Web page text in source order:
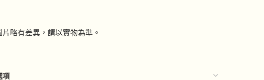
略有差異，請以實物為準。